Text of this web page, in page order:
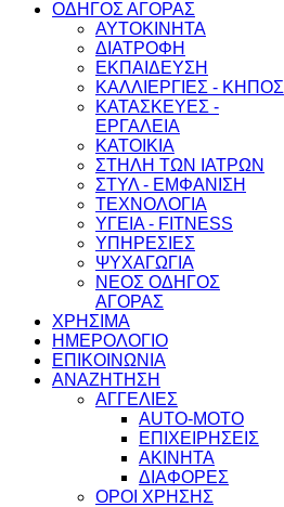
ΟΔΗΓΟΣ ΑΓΟΡΑΣ
ΑΥΤΟΚΙΝΗΤΑ
ΔΙΑΤΡΟΦΗ
ΕΚΠΑΙΔΕΥΣΗ
ΚΑΛΛΙΕΡΓΙΕΣ - ΚΗΠΟΣ
ΚΑΤΑΣΚΕΥΕΣ -
ΕΡΓΑΛΕΙΑ
ΚΑΤΟΙΚΙΑ
ΣΤΗΛΗ ΤΩΝ ΙΑΤΡΩΝ
ΣΤΥΛ - ΕΜΦΑΝΙΣΗ
ΤΕΧΝΟΛΟΓΙΑ
ΥΓΕΙΑ - FITNESS
ΥΠΗΡΕΣΙΕΣ
ΨΥΧΑΓΩΓΙΑ
ΝΕΟΣ ΟΔΗΓΟΣ
ΑΓΟΡΑΣ
ΧΡΗΣΙΜΑ
ΗΜΕΡΟΛΟΓΙΟ
ΕΠΙΚΟΙΝΩΝΙΑ
ΑΝΑΖΗΤΗΣΗ
ΑΓΓΕΛΙΕΣ
AUTO-MOTO
ΕΠΙΧΕΙΡΗΣΕΙΣ
ΑΚΙΝΗΤΑ
ΔΙΑΦΟΡΕΣ
ΟΡΟΙ ΧΡΗΣΗΣ